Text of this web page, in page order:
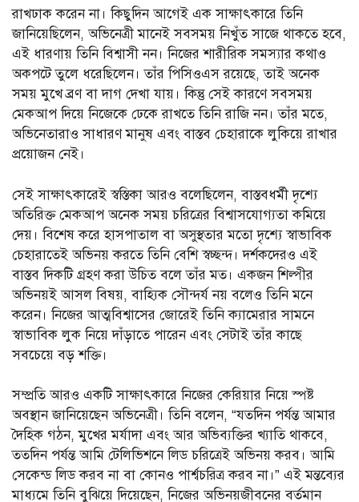
রাখঢাক করেন না। কিছুদিন আগেই এক সাক্ষাৎকারে তিনি
জানিয়েছিলেন, অভিনেত্রী মানেই সবসময় নিখুঁত সাজে থাকতে হবে,
এই ধারণায় তিনি বিশ্বাসী নন। নিজের শারীরিক সমস্যার কথাও
অকপটে তুলে ধরেছিলেন। তাঁর পিসিওএস রয়েছে, তাই অনেক
সময় মুখে ব্রণ বা দাগ দেখা যায়। কিন্তু সেই কারণে সবসময়
মেকআপ দিয়ে নিজেকে ঢেকে রাখতে তিনি রাজি নন। তাঁর মতে,
অভিনেতারাও সাধারণ মানুষ এবং বাস্তব চেহারাকে লুকিয়ে রাখার
প্রয়োজন নেই।
সেই সাক্ষাৎকারেই স্বস্তিকা আরও বলেছিলেন, বাস্তবধর্মী দৃশ্যে
অতিরিক্ত মেকআপ অনেক সময় চরিত্রের বিশ্বাসযোগ্যতা কমিয়ে
দেয়। বিশেষ করে হাসপাতাল বা অসুস্থতার মতো দৃশ্যে স্বাভাবিক
চেহারাতেই অভিনয় করতে তিনি বেশি স্বচ্ছন্দ। দর্শকদেরও এই
বাস্তব দিকটি গ্রহণ করা উচিত বলে তাঁর মত। একজন শিল্পীর
অভিনয়ই আসল বিষয়, বাহ্যিক সৌন্দর্য নয় বলেও তিনি মনে
করেন। নিজের আত্মবিশ্বাসের জোরেই তিনি ক্যামেরার সামনে
স্বাভাবিক লুক নিয়ে দাঁড়াতে পারেন এবং সেটাই তাঁর কাছে
সবচেয়ে বড় শক্তি।
সম্প্রতি আরও একটি সাক্ষাৎকারে নিজের কেরিয়ার নিয়ে স্পষ্ট
অবস্থান জানিয়েছেন অভিনেত্রী। তিনি বলেন, “যতদিন পর্যন্ত আমার
দৈহিক গঠন, মুখের মর্যাদা এবং আর অভিব্যক্তির খ্যাতি থাকবে,
ততদিন পর্যন্ত আমি টেলিভিশনে লিড চরিত্রেই অভিনয় করব। আমি
সেকেন্ড লিড করব না বা কোনও পার্শ্বচরিত্র করব না।” এই মন্তব্যের
মাধ্যমে তিনি বুঝিয়ে দিয়েছেন, নিজের অভিনয়জীবনের বর্তমান